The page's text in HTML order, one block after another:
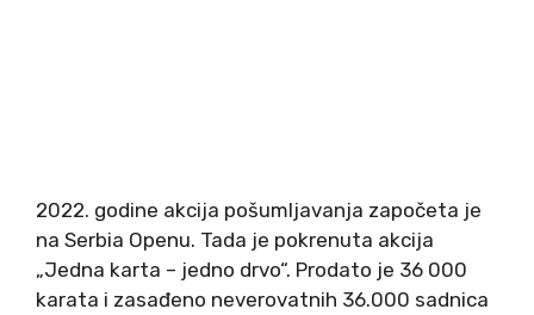
2022. godine akcija pošumljavanja započeta je
na Serbia Openu. Tada je pokrenuta akcija
„Jedna karta – jedno drvo“. Prodato je 36 000
karata i zasađeno neverovatnih 36.000 sadnica